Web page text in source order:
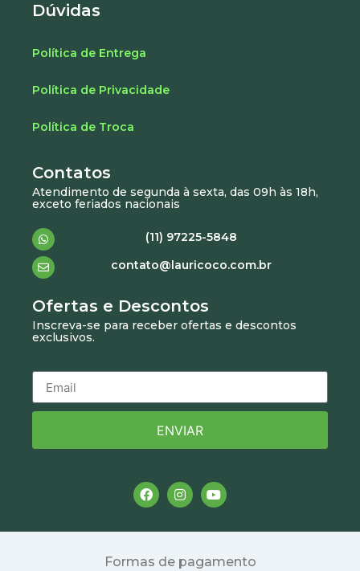
Dúvidas
Política de Entrega
Política de Privacidade
Política de Troca
Contatos
Atendimento de segunda à sexta, das 09h às 18h,
exceto feriados nacionais
(11) 97225-5848
contato@lauricoco.com.br
Ofertas e Descontos
Inscreva-se para receber ofertas e descontos
exclusivos.
ENVIAR
Formas de pagamento